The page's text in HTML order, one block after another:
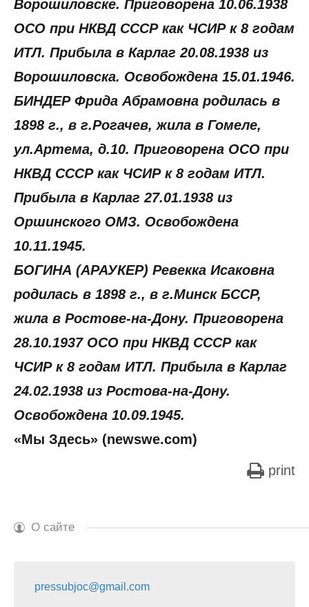
Ворошиловске. Приговорена 10.06.1938
ОСО при НКВД СССР как ЧСИР к 8 годам
ИТЛ. Прибыла в Карлаг 20.08.1938 из
Ворошиловска. Освобождена 15.01.1946.
БИНДЕР Фрида Абрамовна родилась в
1898 г., в г.Рогачев, жила в Гомеле,
ул.Артема, д.10. Приговорена ОСО при
НКВД СССР как ЧСИР к 8 годам ИТЛ.
Прибыла в Карлаг 27.01.1938 из
Оршинского ОМЗ. Освобождена
10.11.1945.
БОГИНА (АРАУКЕР) Ревекка Исаковна
родилась в 1898 г., в г.Минск БССР,
жила в Ростове-на-Дону. Приговорена
28.10.1937 ОСО при НКВД СССР как
ЧСИР к 8 годам ИТЛ. Прибыла в Карлаг
24.02.1938 из Ростова-на-Дону.
Освобождена 10.09.1945.
«Мы Здесь» (newswe.com)
print
О сайте
pressubjoc@gmail.com